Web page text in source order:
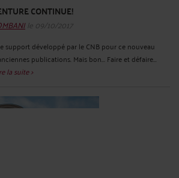
CONTINUE!
le 09/10/2017
support développé par le CNB pour ce nouveau
publications. Mais bon... Faire et défaire...
la suite >